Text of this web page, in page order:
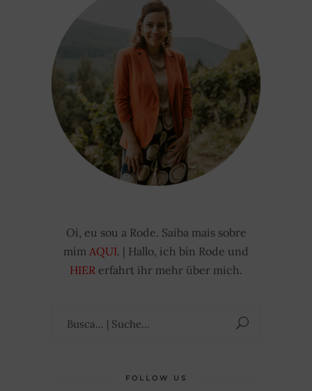
Oi, eu sou a Rode. Saiba mais sobre
mim AQUI. | Hallo, ich bin Rode und
HIER erfahrt ihr mehr über mich.
FOLLOW US